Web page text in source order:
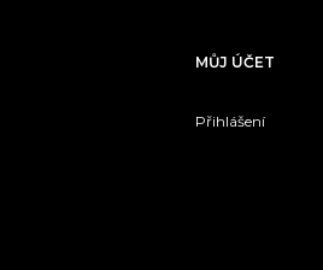
MŮJ ÚČET
Přihlášení